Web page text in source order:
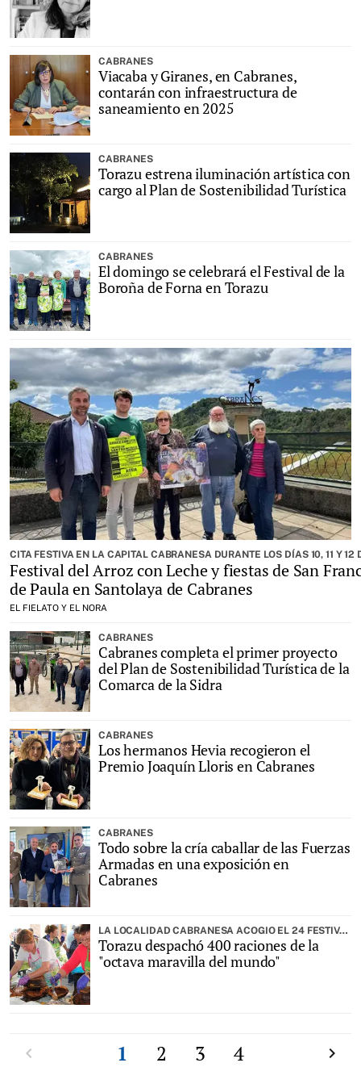
CABRANES
Viacaba y Giranes, en Cabranes,
contarán con infraestructura de
saneamiento en 2025
CABRANES
Torazu estrena iluminación artística con
cargo al Plan de Sostenibilidad Turística
CABRANES
El domingo se celebrará el Festival de la
Boroña de Forna en Torazu
CITA FESTIVA EN LA CAPITAL CABRANESA DURANTE LOS DÍAS 10, 11 Y 12
Festival del Arroz con Leche y fiestas de San
de Paula en Santolaya de Cabranes
EL FIELATO Y EL NORA
CABRANES
Cabranes completa el primer proyecto
del Plan de Sostenibilidad Turística de la
Comarca de la Sidra
CABRANES
Los hermanos Hevia recogieron el
Premio Joaquín Lloris en Cabranes
CABRANES
Todo sobre la cría caballar de las Fuerzas
Armadas en una exposición en
Cabranes
LA LOCALIDAD CABRANESA ACOGIO EL 24 FESTIVAL DE LA BOROÑA DE FORNA
Torazu despachó 400 raciones de la
"octava maravilla del mundo"
1 2 3 4